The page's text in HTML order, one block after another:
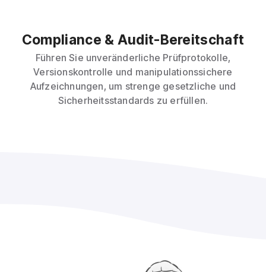
Compliance & Audit-Bereitschaft
Führen Sie unveränderliche Prüfprotokolle,
Versionskontrolle und manipulationssichere
Aufzeichnungen, um strenge gesetzliche und
Sicherheitsstandards zu erfüllen.